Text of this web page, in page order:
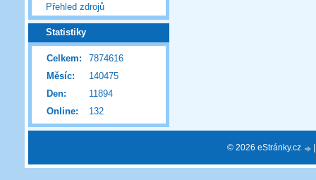
Přehled zdrojů
Statistiky
Online: 132
Celkem:
7874616
Měsíc:
140475
Den:
11894
© 2026 eStránky.cz